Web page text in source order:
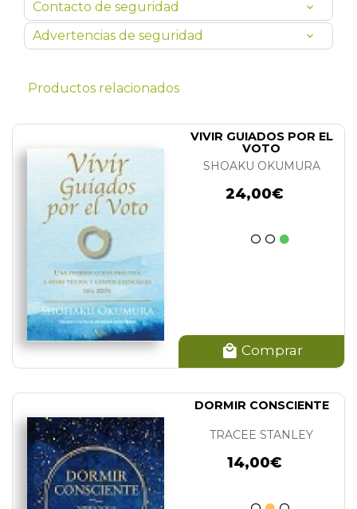
Contacto de seguridad
Advertencias de seguridad
Productos relacionados
VIVIR GUIADOS POR EL
VOTO
SHOAKU OKUMURA
24,00€
Comprar
DORMIR CONSCIENTE
TRACEE STANLEY
14,00€